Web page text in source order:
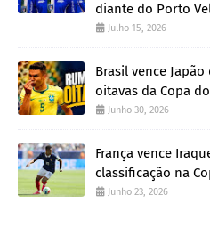
diante do Porto
Julho 15, 2026
Brasil vence
oitavas da Copa
Junho 30, 2026
França vence
classificação na
Junho 23, 2026